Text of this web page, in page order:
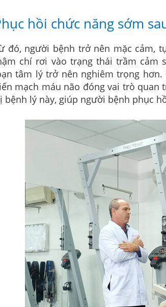
hồi chức năng sớm
đó, người bệnh trở nên mặc cảm,
chí rơi vào trạng thái trầm cảm
tâm lý trở nên nghiêm trọng hơn.
mạch máu não đóng vai trò quan
bệnh lý này, giúp người bệnh phục